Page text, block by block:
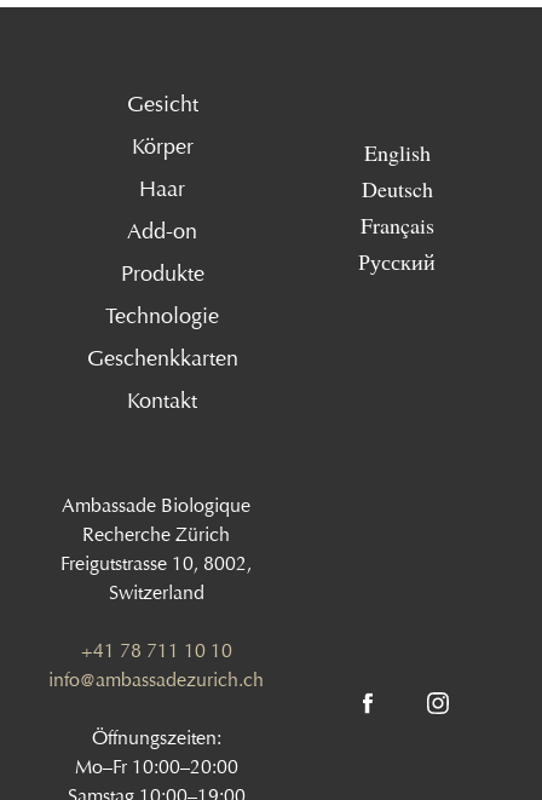
Gesicht
Körper
Haar
Add-on
Produkte
Technologie
Geschenkkarten
Kontakt
English
Deutsch
Français
Русский
Ambassade Biologique
Recherche Zürich
Freigutstrasse 10, 8002,
Switzerland
+41 78 711 10 10
info@ambassadezurich.ch
Öffnungszeiten:
Mo–Fr 10:00–20:00